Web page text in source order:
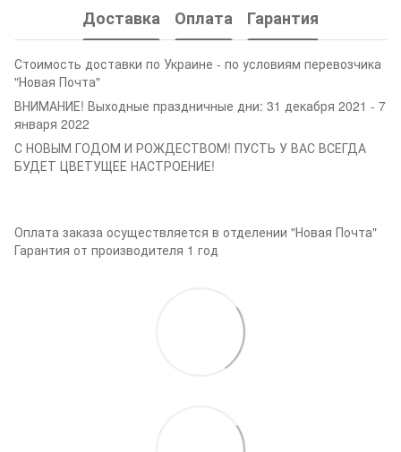
Доставка Оплата Гарантия
Стоимость доставки по Украине - по условиям перевозчика
"Новая Почта"
ВНИМАНИЕ! Выходные праздничные дни: 31 декабря 2021 - 7
января 2022
С НОВЫМ ГОДОМ И РОЖДЕСТВОМ! ПУСТЬ У ВАС ВСЕГДА
БУДЕТ ЦВЕТУЩЕЕ НАСТРОЕНИЕ!
Оплата заказа осуществляется в отделении "Новая Почта"
Гарантия от производителя 1 год